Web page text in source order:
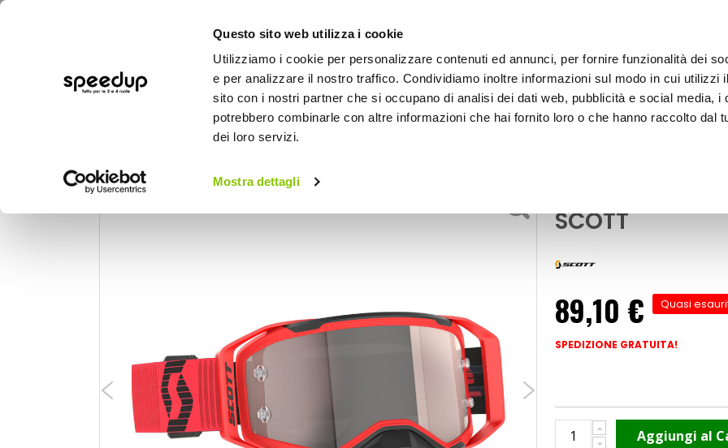
Questo sito web utilizza i cookie
Utilizziamo i cookie per personalizzare contenuti ed annunci, per fornire funzionalità dei
e per analizzare il nostro traffico. Condividiamo inoltre informazioni sul modo in cui utilizzi
sito con i nostri partner che si occupano di analisi dei dati web, pubblicità e social media, i
potrebbero combinarle con altre informazioni che hai fornito loro o che hanno raccolto dal
dei loro servizi.
Mostra dettagli
BICI OUTDOOR
Home
SCOTT
89,10 € Quasi
SPEDIZIONE GRATUITA!
Aggiungi al